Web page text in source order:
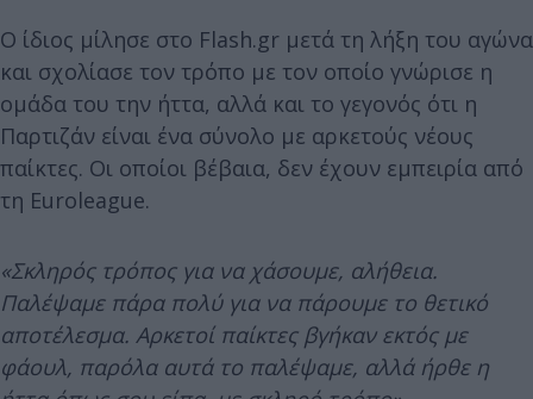
Ο ίδιος μίλησε στο Flash.gr μετά τη λήξη του αγώνα
και σχολίασε τον τρόπο με τον οποίο γνώρισε η
ομάδα του την ήττα, αλλά και το γεγονός ότι η
Παρτιζάν είναι ένα σύνολο με αρκετούς νέους
παίκτες. Οι οποίοι βέβαια, δεν έχουν εμπειρία από
τη Euroleague.
«Σκληρός τρόπος για να χάσουμε, αλήθεια.
Παλέψαμε πάρα πολύ για να πάρουμε το θετικό
αποτέλεσμα. Αρκετοί παίκτες βγήκαν εκτός με
φάουλ, παρόλα αυτά το παλέψαμε, αλλά ήρθε η